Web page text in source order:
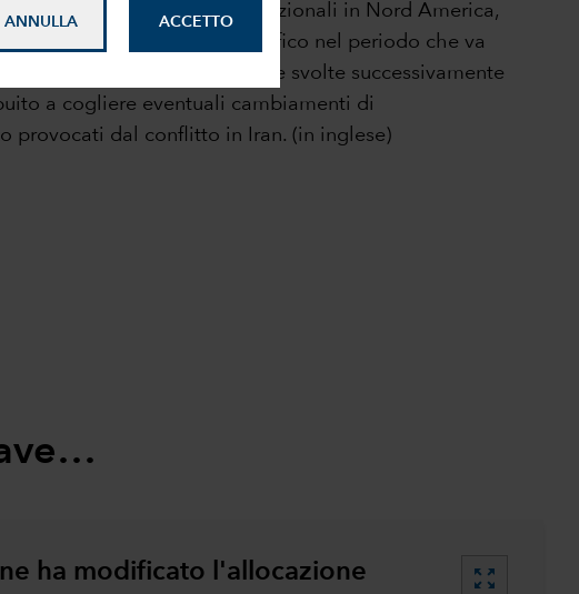
ANNULLA ACCETTO
presso titolari di asset istituzionali in Nord America,
Oriente (EMEA) e Asia Pacifico nel periodo che va
inizio marzo 2026. Le interviste svolte successivamente
a cogliere eventuali cambiamenti di
provocati dal conflitto in Iran. (in inglese)
ha modificato l'allocazione
zoom_out_map